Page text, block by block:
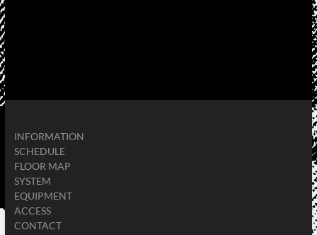
INFORMATION
SCHEDULE
FLOOR MAP
SYSTEM
EQUIPMENT
ACCESS
CONTACT